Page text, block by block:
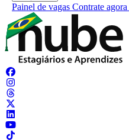
Painel de vagas Contrate agora